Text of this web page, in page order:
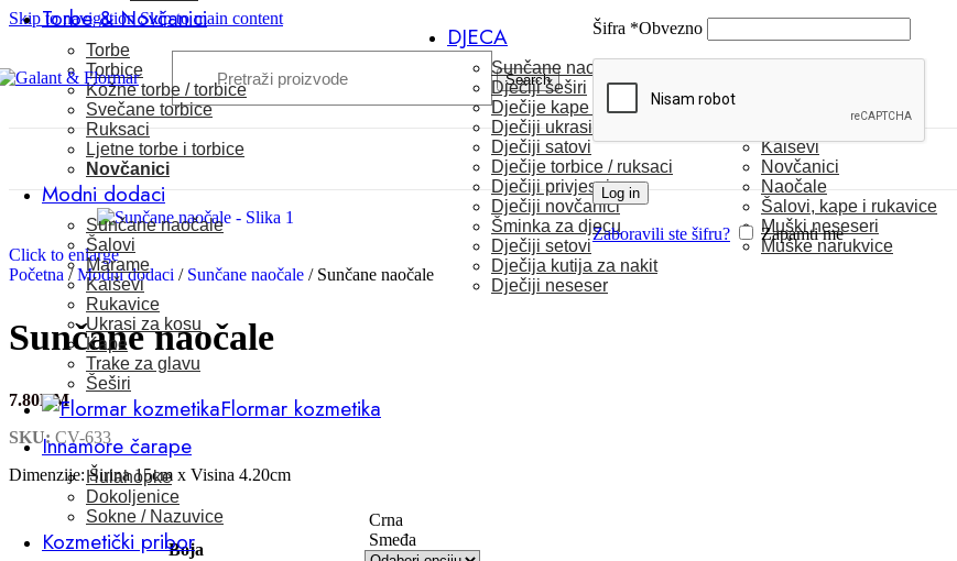
Skip to navigationSkip to main content
Search
Šifra *Obvezno
Log in
Zaboravili ste šifru? Zapamti me
Torbe & Novčanici
Torbe
Torbice
Kožne torbe / torbice
Svečane torbice
Ruksaci
Ljetne torbe i torbice
Novčanici
Modni dodaci
Sunčane naočale
Šalovi
Marame
Kaiševi
Rukavice
Ukrasi za kosu
Kape
Trake za glavu
Šeširi
Flormar kozmetika
Innamore čarape
Hulahopke
Dokoljenice
Sokne / Nazuvice
Kozmetički pribor
DJECA
Sunčane naočale
Dječiji šeširi
Dječije kape / rukavice
Dječiji ukrasi za kosu
Dječiji satovi
Dječije torbice / ruksaci
Dječiji privjesci
Dječiji novčanici
Šminka za djecu
Dječiji setovi
Dječija kutija za nakit
Dječiji neseser
Kaiševi
Novčanici
Naočale
Šalovi, kape i rukavice
Muški neseseri
Muške narukvice
Click to enlarge
Početna / Modni dodaci / Sunčane naočale / Sunčane naočale
Sunčane naočale
7.80KM
SKU: CV-633
Dimenzije: Širina 15cm x Visina 4.20cm
Boja
Crna
Smeđa